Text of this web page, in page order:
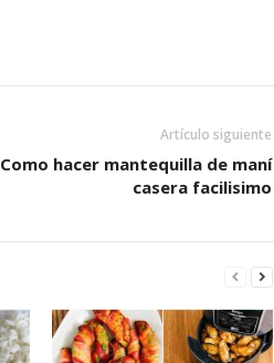
Artículo siguiente
Como hacer mantequilla de maní
casera facilisimo